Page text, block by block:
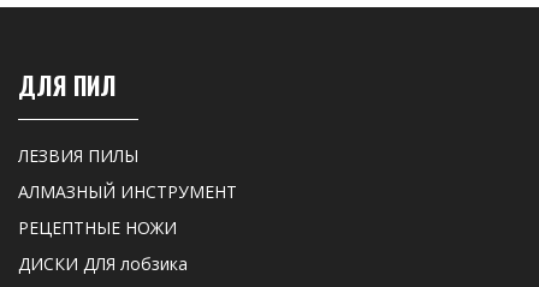
ДЛЯ ПИЛ
ЛЕЗВИЯ ПИЛЫ
АЛМАЗНЫЙ ИНСТРУМЕНТ
РЕЦЕПТНЫЕ НОЖИ
ДИСКИ ДЛЯ лобзика